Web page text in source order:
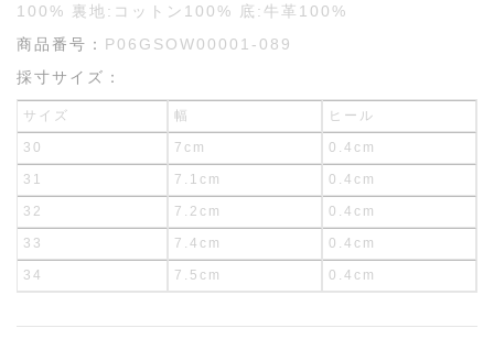
100% 裏地:コットン100% 底:牛革100%
商品番号： P06GSOW00001-089
採寸サイズ：
サイズ 幅 ヒール
30 7cm 0.4cm
31 7.1cm 0.4cm
32 7.2cm 0.4cm
33 7.4cm 0.4cm
34 7.5cm 0.4cm